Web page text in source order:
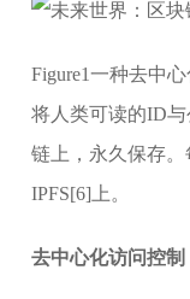
Figure1一种去中
将人类可读的ID
链上，永久保存
IPFS[6]上。
去中心化访问控制